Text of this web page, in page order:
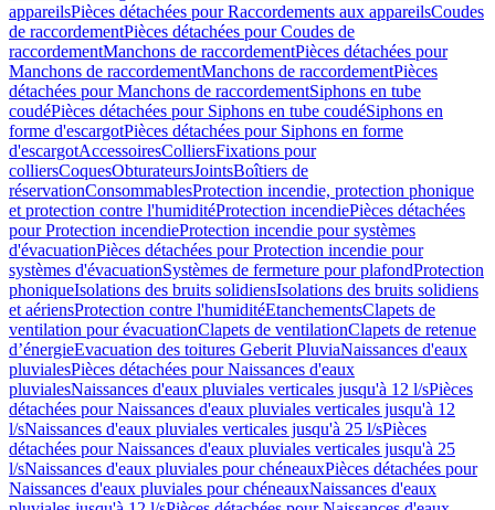
appareilsPièces détachées pour Raccordements aux appareilsCoudes
de raccordementPièces détachées pour Coudes de
raccordementManchons de raccordementPièces détachées pour
Manchons de raccordementManchons de raccordementPièces
détachées pour Manchons de raccordementSiphons en tube
coudéPièces détachées pour Siphons en tube coudéSiphons en
forme d'escargotPièces détachées pour Siphons en forme
d'escargotAccessoiresColliersFixations pour
colliersCoquesObturateursJointsBoîtiers de
réservationConsommablesProtection incendie, protection phonique
et protection contre l'humiditéProtection incendiePièces détachées
pour Protection incendieProtection incendie pour systèmes
d'évacuationPièces détachées pour Protection incendie pour
systèmes d'évacuationSystèmes de fermeture pour plafondProtection
phoniqueIsolations des bruits solidiensIsolations des bruits solidiens
et aériensProtection contre l'humiditéEtanchementsClapets de
ventilation pour évacuationClapets de ventilationClapets de retenue
d’énergieEvacuation des toitures Geberit PluviaNaissances d'eaux
pluvialesPièces détachées pour Naissances d'eaux
pluvialesNaissances d'eaux pluviales verticales jusqu'à 12 l/sPièces
détachées pour Naissances d'eaux pluviales verticales jusqu'à 12
l/sNaissances d'eaux pluviales verticales jusqu'à 25 l/sPièces
détachées pour Naissances d'eaux pluviales verticales jusqu'à 25
l/sNaissances d'eaux pluviales pour chéneauxPièces détachées pour
Naissances d'eaux pluviales pour chéneauxNaissances d'eaux